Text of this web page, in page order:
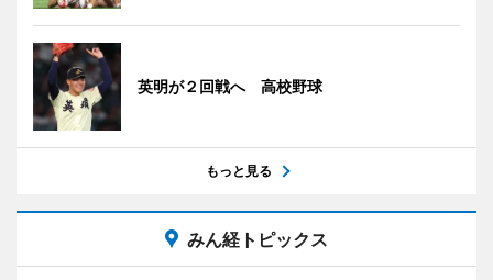
英明が２回戦へ 高校野球
もっと見る
みん経トピックス